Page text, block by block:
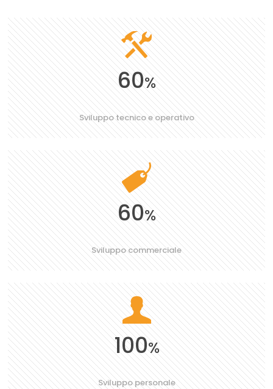
60%
Sviluppo tecnico e operativo
60%
Sviluppo commerciale
100%
Sviluppo personale